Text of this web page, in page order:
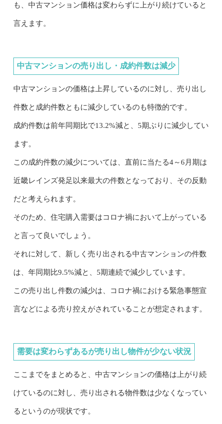
も、中古マンション価格は変わらずに上がり続けていると
言えます。
中古マンションの売り出し・成約件数は減少
中古マンションの価格は上昇しているのに対し、売り出し
件数と成約件数ともに減少しているのも特徴的です。
成約件数は前年同期比で13.2%減と、5期ぶりに減少してい
ます。
この成約件数の減少については、直前に当たる4～6月期は
近畿レインズ発足以来最大の件数となっており、その反動
だと考えられます。
そのため、住宅購入需要はコロナ禍において上がっている
と言って良いでしょう。
それに対して、新しく売り出される中古マンションの件数
は、年同期比9.5%減と、5期連続で減少しています。
この売り出し件数の減少は、コロナ禍における緊急事態宣
言などによる売り控えがされていることが想定されます。
需要は変わらずあるが売り出し物件が少ない状況
ここまでをまとめると、中古マンションの価格は上がり続
けているのに対し、売り出される物件数は少なくなってい
るというのが現状です。